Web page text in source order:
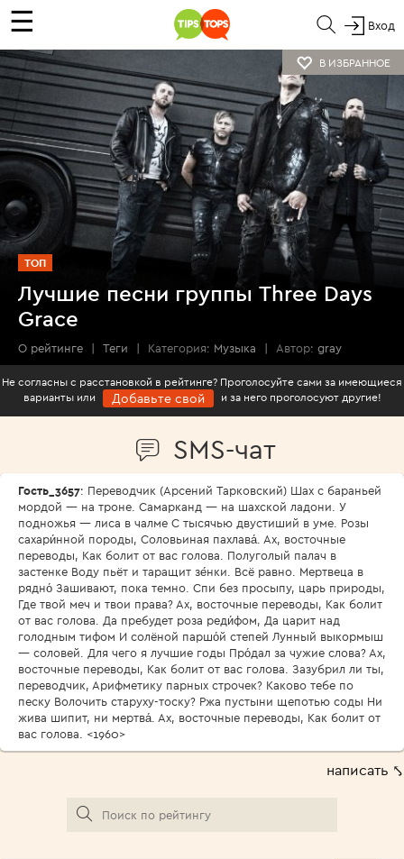
☰ Вход
В ИЗБРАННОЕ
ТОП
Лучшие песни группы Three Days
Grace
О рейтинге | Теги | Категория: Музыка | Автор: gray
Не согласны с расстановкой в рейтинге? Проголосуйте сами за имеющиеся
варианты или
Добавьте свой и за него проголосуют другие!
SMS-чат
Гость_3657: Переводчик (Арсений Тарковский) Шах с бараньей
мордой — на троне. Самарканд — на шахской ладони. У
подножья — лиса в чалме С тысячью двустиший в уме. Розы
сахари́нной породы, Соловьиная пахлава́. Ах, восточные
переводы, Как болит от вас голова. Полуголый палач в
застенке Воду пьёт и таращит зе́нки. Всё равно. Мертвеца в
рядно́ Зашивают, пока темно. Спи без просыпу, царь природы,
Где твой меч и твои права? Ах, восточные переводы, Как болит
от вас голова. Да пребудет роза реди́фом, Да царит над
голодным тифом И солёной паршо́й степей Лунный выкормыш
— соловей. Для чего я лучшие годы Про́дал за чужие слова? Ах,
восточные переводы, Как болит от вас голова. Зазубрил ли ты,
переводчик, Арифметику парных строчек? Каково тебе по
песку Волочить старуху-тоску? Ржа пустыни щепотью соды Ни
жива шипит, ни мертва́. Ах, восточные переводы, Как болит от
вас голова. <1960>
написать ⤣